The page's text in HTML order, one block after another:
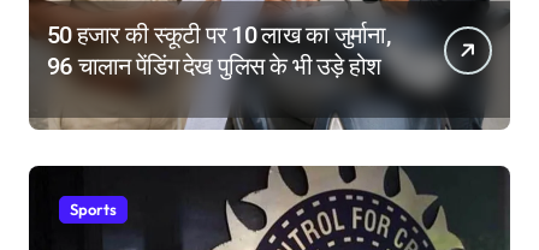
50 हजार की स्कूटी पर 10 लाख का जुर्माना,
96 चालान पेंडिंग देख पुलिस के भी उड़े होश
Sports